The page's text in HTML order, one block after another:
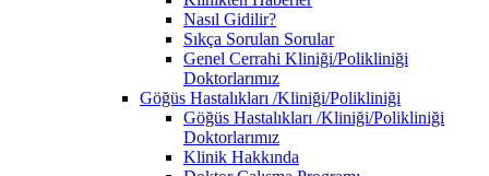
Nasıl Gidilir?
Sıkça Sorulan Sorular
Genel Cerrahi Kliniği/Polikliniği
Doktorlarımız
Göğüs Hastalıkları /Kliniği/Polikliniği
Göğüs Hastalıkları /Kliniği/Polikliniği
Doktorlarımız
Klinik Hakkında